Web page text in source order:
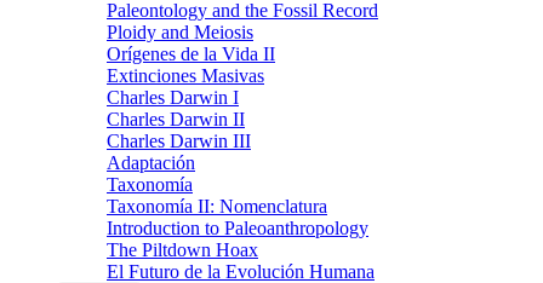
Paleontology and the Fossil Record
Ploidy and Meiosis
Orígenes de la Vida II
Extinciones Masivas
Charles Darwin I
Charles Darwin II
Charles Darwin III
Adaptación
Taxonomía
Taxonomía II: Nomenclatura
Introduction to Paleoanthropology
The Piltdown Hoax
El Futuro de la Evolución Humana